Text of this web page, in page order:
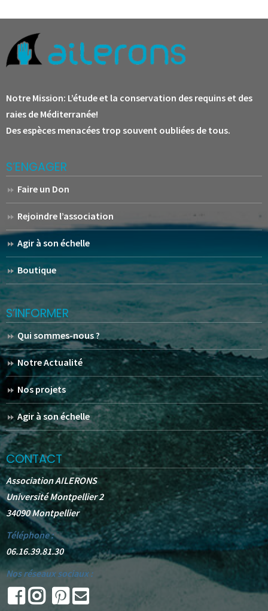
Notre Mission: L’étude et la conservation des requins et des
raies de Méditerranée!
Des espèces menacées trop souvent oubliées de tous.
S’ENGAGER
Faire un Don
Rejoindre l’association
Agir à son échelle
Boutique
S’INFORMER
Qui sommes-nous ?
Notre Actualité
Nos projets
Agir à son échelle
CONTACT
Association AILERONS
Université Montpellier 2
34090 Montpellier
Téléphone :
06.16.39.81.30
Nos réseaux sociaux :